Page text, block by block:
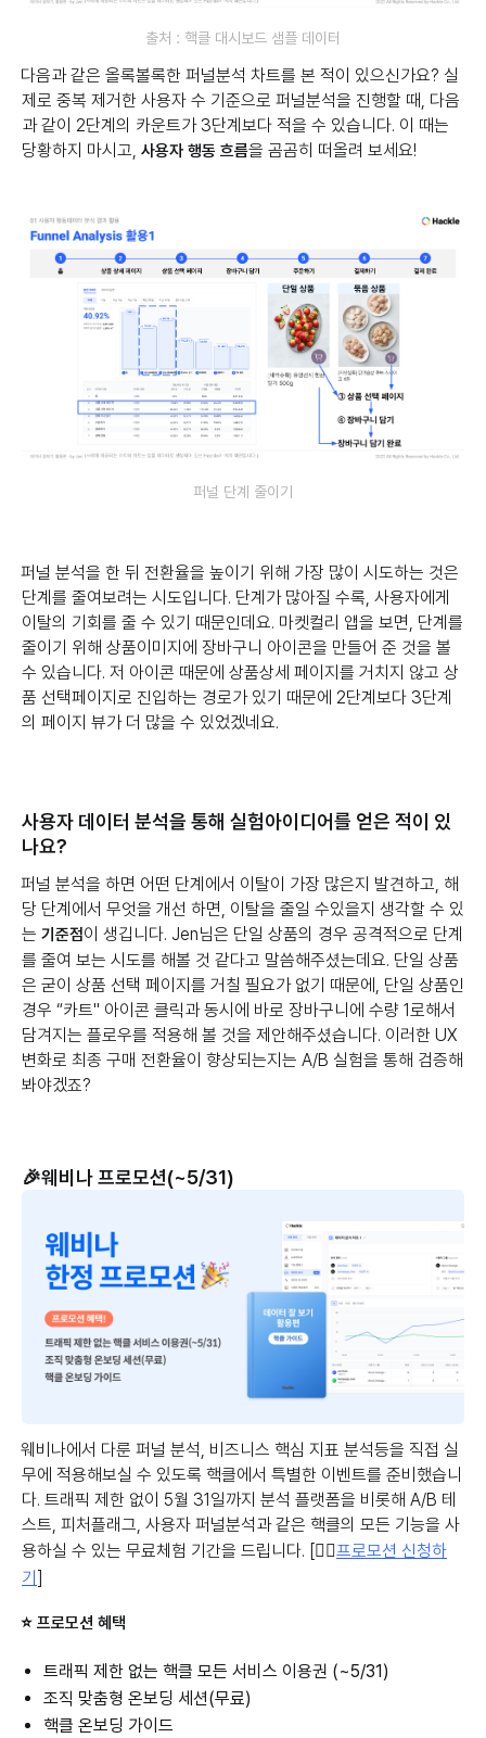
출처 : 핵클 대시보드 샘플 데이터
다음과 같은 올록볼록한 퍼널분석 차트를 본 적이 있으신가요? 실
제로 중복 제거한 사용자 수 기준으로 퍼널분석을 진행할 때, 다음
과 같이 2단계의 카운트가 3단계보다 적을 수 있습니다. 이 때는
당황하지 마시고, 사용자 행동 흐름을 곰곰히 떠올려 보세요!
퍼널 단계 줄이기
퍼널 분석을 한 뒤 전환율을 높이기 위해 가장 많이 시도하는 것은
단계를 줄여보려는 시도입니다. 단계가 많아질 수록, 사용자에게
이탈의 기회를 줄 수 있기 때문인데요. 마켓컬리 앱을 보면, 단계를
줄이기 위해 상품이미지에 장바구니 아이콘을 만들어 준 것을 볼
수 있습니다. 저 아이콘 때문에 상품상세 페이지를 거치지 않고 상
품 선택페이지로 진입하는 경로가 있기 때문에 2단계보다 3단계
의 페이지 뷰가 더 많을 수 있었겠네요.
사용자 데이터 분석을 통해 실험아이디어를 얻은 적이 있
나요?
퍼널 분석을 하면 어떤 단계에서 이탈이 가장 많은지 발견하고, 해
당 단계에서 무엇을 개선 하면, 이탈을 줄일 수있을지 생각할 수 있
는 기준점이 생깁니다. Jen님은 단일 상품의 경우 공격적으로 단계
를 줄여 보는 시도를 해볼 것 같다고 말씀해주셨는데요. 단일 상품
은 굳이 상품 선택 페이지를 거칠 필요가 없기 때문에, 단일 상품인
경우 “카트" 아이콘 클릭과 동시에 바로 장바구니에 수량 1로해서
담겨지는 플로우를 적용해 볼 것을 제안해주셨습니다. 이러한 UX
변화로 최종 구매 전환율이 향상되는지는 A/B 실험을 통해 검증해
봐야겠죠?
🎉웨비나 프로모션(~5/31)
웨비나에서 다룬 퍼널 분석, 비즈니스 핵심 지표 분석등을 직접 실
무에 적용해보실 수 있도록 핵클에서 특별한 이벤트를 준비했습니
다. 트래픽 제한 없이 5월 31일까지 분석 플랫폼을 비롯해 A/B 테
스트, 피처플래그, 사용자 퍼널분석과 같은 핵클의 모든 기능을 사
용하실 수 있는 무료체험 기간을 드립니다. [👉🏻프로모션 신청하
기]
⭐️ 프로모션 혜택
트래픽 제한 없는 핵클 모든 서비스 이용권 (~5/31)
조직 맞춤형 온보딩 세션(무료)
핵클 온보딩 가이드